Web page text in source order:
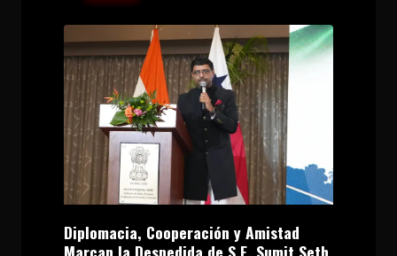
Diplomacia, Cooperación y Amistad